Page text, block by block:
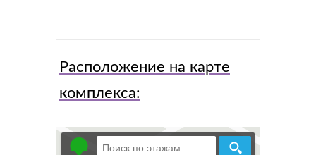
Расположение на карте
комплекса: